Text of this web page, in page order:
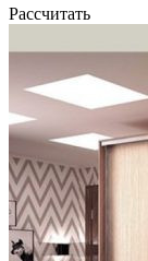
Рассчитать